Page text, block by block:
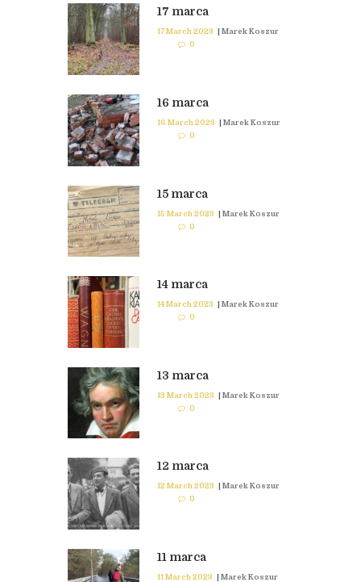
17 marca
17 March 2023 | Marek Koszur
0
16 marca
16 March 2023 | Marek Koszur
0
15 marca
15 March 2023 | Marek Koszur
0
14 marca
14 March 2023 | Marek Koszur
0
13 marca
13 March 2023 | Marek Koszur
0
12 marca
12 March 2023
Marek Koszur
0
11 marca
11 March 2023 | Marek Koszur